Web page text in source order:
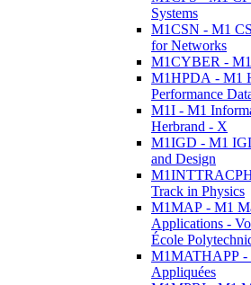
Systems
M1CSN - M1
for Networks
M1CYBER -
M1HPDA - M1
Performance
M1I - M1
Herbrand - X
M1IGD - M1
and Design
Track in Physics
M1MAP - M1
Applications -
École
M1MATHAPP -
Appliquées